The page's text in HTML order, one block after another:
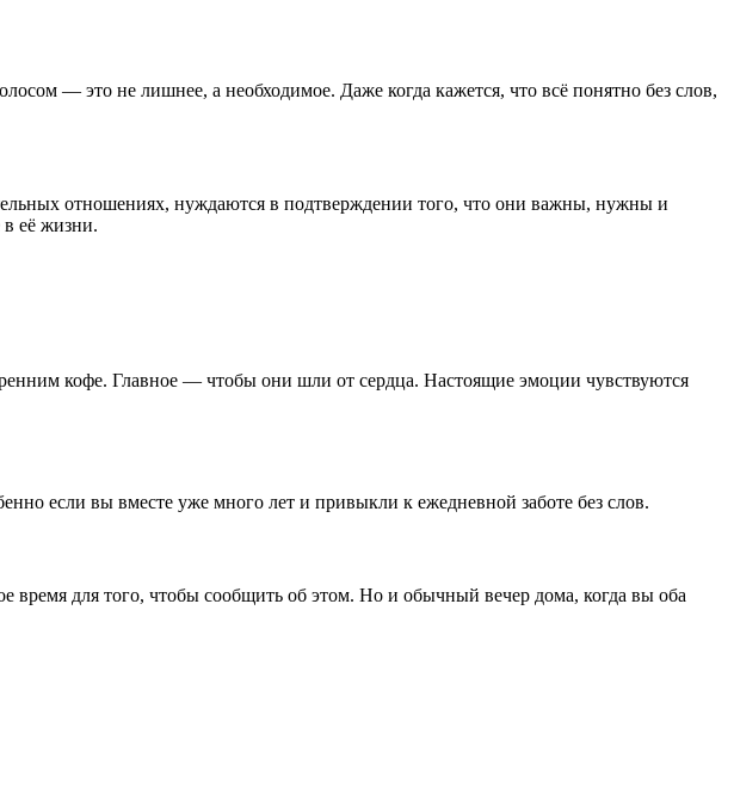
— это не лишнее, а необходимое. Даже когда кажется, что всё понятно без слов,
отношениях, нуждаются в подтверждении того, что они важны, нужны и
её жизни.
кофе. Главное — чтобы они шли от сердца. Настоящие эмоции чувствуются
если вы вместе уже много лет и привыкли к ежедневной заботе без слов.
для того, чтобы сообщить об этом. Но и обычный вечер дома, когда вы оба